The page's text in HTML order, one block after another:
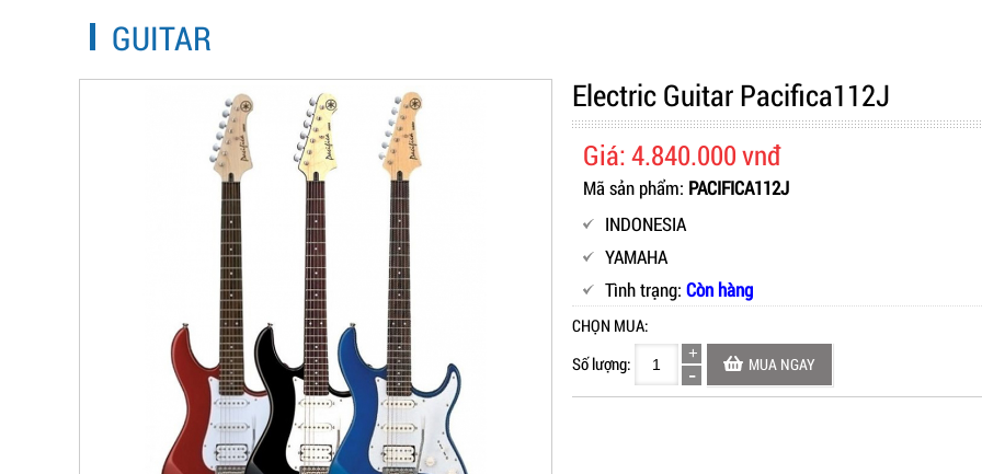
GUITAR
Electric Guitar Pacifica112J
Giá: 4.840.000 vnđ
Mã sản phẩm: PACIFICA112J
INDONESIA
YAMAHA
Tình trạng: Còn hàng
CHỌN MUA:
Số lượng:
MUA NGAY